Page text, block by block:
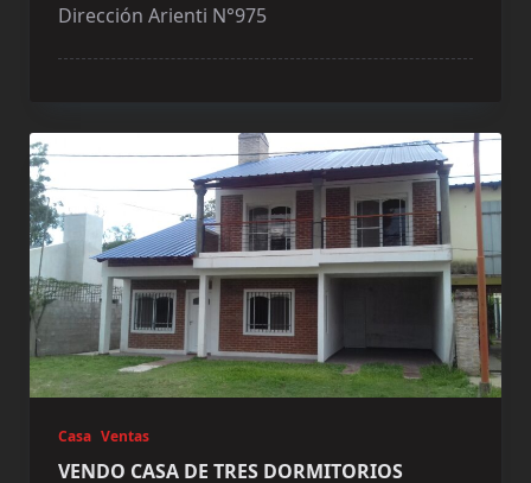
Dirección Arienti N°975
Casa Ventas
VENDO CASA DE TRES DORMITORIOS